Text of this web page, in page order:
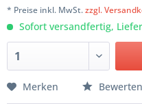
* Preise inkl. MwSt.zzgl.
Sofort versandfertig,
Merken Bewerten